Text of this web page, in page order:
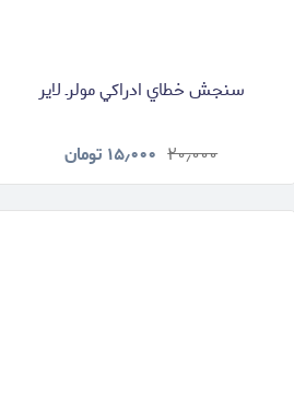
سنجش خطاي ادراكي مولرـ لاير
۲۰٫۰۰۰ ۱۵٫۰۰۰ تومان